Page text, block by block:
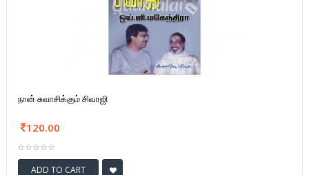
நான் சுவாசிக்கும் சிவாஜி
120.00
ADD TO CART